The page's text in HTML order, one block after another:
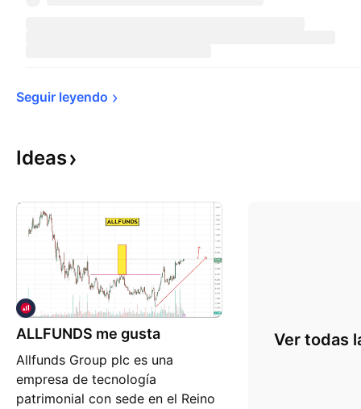
Seguir leyendo
Ideas
ALLFUNDS me gusta
Allfunds Group plc es una
empresa de tecnología
patrimonial con sede en el Reino
Ver todas